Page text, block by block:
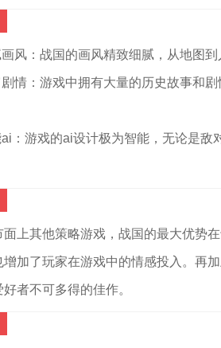
风：战国的画风精致细腻，从地图
情：游戏中拥有大量的历史故事和
：游戏的ai设计极为智能，无论是敌
面上其他策略游戏，战国的最大优势
增加了玩家在游戏中的情感投入。再
者不可多得的佳作。